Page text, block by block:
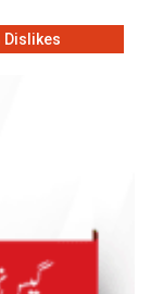
Dislikes